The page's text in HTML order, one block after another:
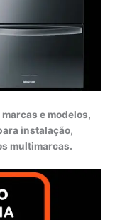
e modelos,
instalação,
multimarcas.